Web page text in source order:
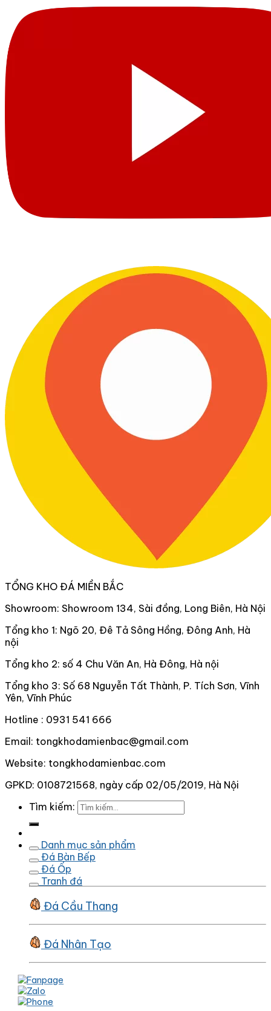
TỔNG KHO ĐÁ MIỀN BẮC
Showroom: Showroom 134, Sài đồng, Long Biên, Hà Nội
Tổng kho 1: Ngõ 20, Đê Tả Sông Hồng, Đông Anh, Hà
nội
Tổng kho 2: số 4 Chu Văn An, Hà Đông, Hà nội
Tổng kho 3: Số 68 Nguyễn Tất Thành, P. Tích Sơn, Vĩnh
Yên, Vĩnh Phúc
Hotline : 0931 541 666
Email: tongkhodamienbac@gmail.com
Website: tongkhodamienbac.com
GPKD: 0108721568, ngày cấp 02/05/2019, Hà Nội
Tìm kiếm:
Danh mục sản phẩm
Đá Bàn Bếp
Đá Ốp
Tranh đá
Đá Cầu Thang
Đá Nhân Tạo